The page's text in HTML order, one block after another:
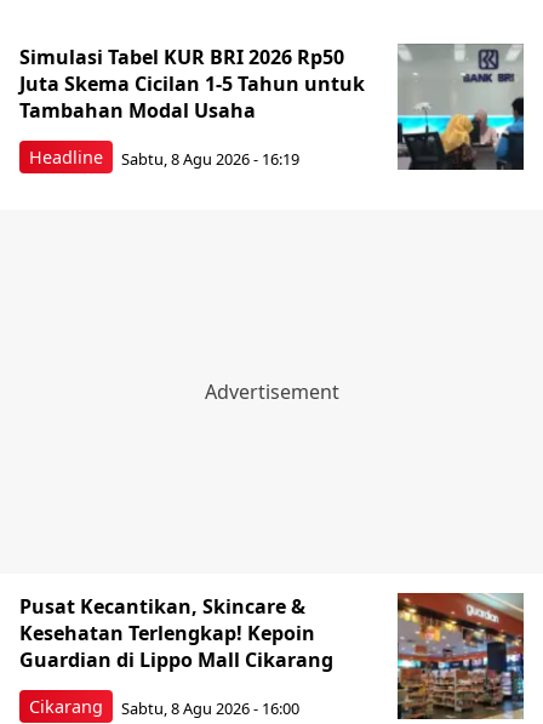
Headline
Simulasi Tabel KUR BRI 2026 Rp50
Juta Skema Cicilan 1-5 Tahun untuk
Tambahan Modal Usaha
Sabtu, 8 Agu 2026 - 16:19
Cikarang
Pusat Kecantikan, Skincare &
Kesehatan Terlengkap! Kepoin
Guardian di Lippo Mall Cikarang
Sabtu, 8 Agu 2026 - 16:00